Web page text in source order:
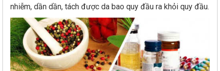
nhiễm, dần dần, tách được da bao quy đầu ra khỏi quy đầu.